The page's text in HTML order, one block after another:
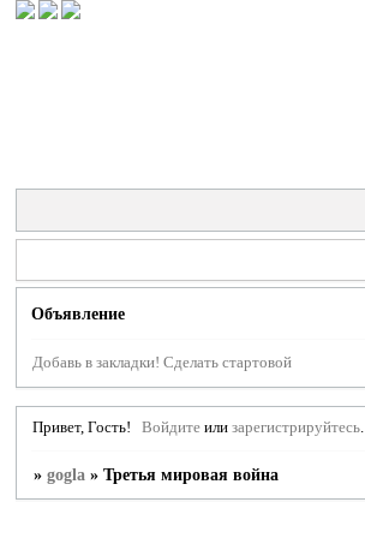
Объявление
Добавь в закладки! Сделать стартовой
Привет, Гость! Войдите илизарегистрируйтесь.
»gogla »Третья мировая война